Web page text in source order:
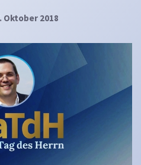
Oktober 2018